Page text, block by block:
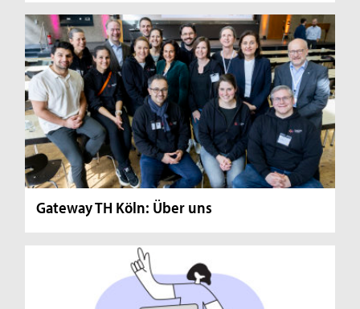
Gateway TH Köln: Über uns